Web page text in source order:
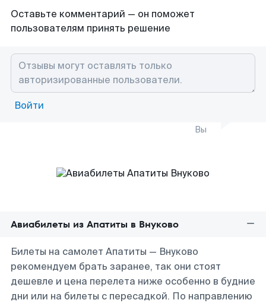
Оставьте комментарий — он поможет
пользователям принять решение
Войти
Вы
Авиабилеты из Апатиты в Внуково
Билеты на самолет Апатиты — Внуково
рекомендуем брать заранее, так они стоят
дешевле и цена перелета ниже особенно в будние
дни или на билеты с пересадкой. По направлению